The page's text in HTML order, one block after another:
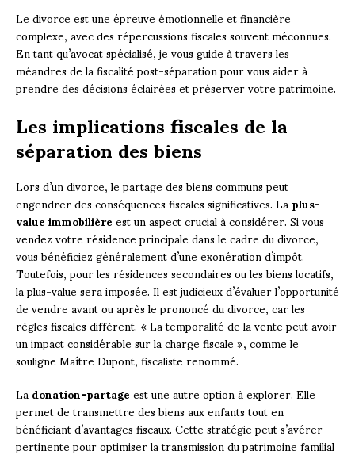
Le divorce est une épreuve émotionnelle et financière
complexe, avec des répercussions fiscales souvent méconnues.
En tant qu’avocat spécialisé, je vous guide à travers les
méandres de la fiscalité post-séparation pour vous aider à
prendre des décisions éclairées et préserver votre patrimoine.
Les implications fiscales de la
séparation des biens
Lors d’un divorce, le partage des biens communs peut
engendrer des conséquences fiscales significatives. Laplus-
value immobilièreest un aspect crucial à considérer. Si vous
vendez votre résidence principale dans le cadre du divorce,
vous bénéficiez généralement d’une exonération d’impôt.
Toutefois, pour les résidences secondaires ou les biens locatifs,
la plus-value sera imposée. Il est judicieux d’évaluer l’opportunité
de vendre avant ou après le prononcé du divorce, car les
règles fiscales diffèrent. « La temporalité de la vente peut avoir
un impact considérable sur la charge fiscale », comme le
souligne Maître Dupont, fiscaliste renommé.
Ladonation-partageest une autre option à explorer. Elle
permet de transmettre des biens aux enfants tout en
bénéficiant d’avantages fiscaux. Cette stratégie peut s’avérer
pertinente pour optimiser la transmission du patrimoine familial